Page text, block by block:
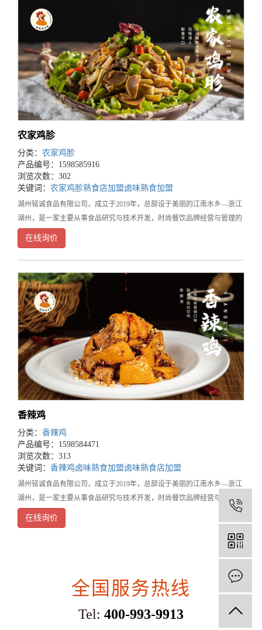
农家鸡胗
分类： 农家鸡胗
产品编号：1598585916
浏览次数：302
关键词： 农家鸡胗熟食店加盟卤味熟食加盟
湖州铭诚食品有限公司，成立于2019年，总部设于美丽的江南水乡—浙江
湖州，是一家主要从事食品研究与技术开发，时尚餐饮品牌经营与管理的
餐饮企业。旗下品牌鲜稻鸡，是集营养健康、时尚温馨、方便快捷为一体
的知名餐饮连锁品牌，湖州三县两区有40家门店
在线询价
香辣鸡
分类： 香辣鸡
产品编号：1598584471
浏览次数：313
关键词： 香辣鸡卤味熟食加盟卤味熟食店加盟
湖州铭诚食品有限公司，成立于2019年，总部设于美丽的江南水乡—浙江
湖州，是一家主要从事食品研究与技术开发，时尚餐饮品牌经营与管理的
餐饮企业。旗下品牌鲜稻鸡，是集营养健康、时尚温馨、方便快捷为一体
的知名餐饮连锁品牌，湖州三县两区有40家门店
在线询价
全国服务热线
Tel: 400-993-9913